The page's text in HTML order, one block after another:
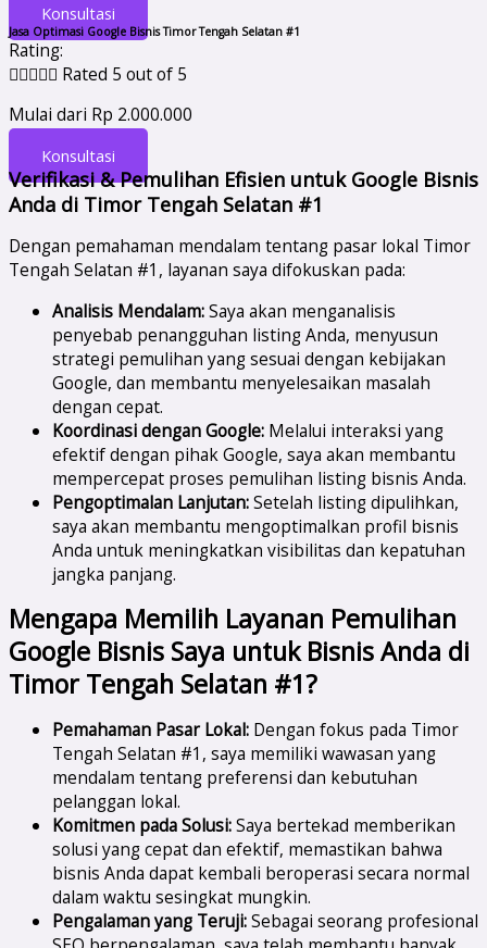
Konsultasi
Jasa Optimasi Google Bisnis Timor Tengah Selatan #1
Rating:
 Rated 5 out of 5
Mulai dari Rp 2.000.000
Konsultasi
Verifikasi & Pemulihan Efisien untuk Google Bisnis
Anda di Timor Tengah Selatan #1
Dengan pemahaman mendalam tentang pasar lokal Timor
Tengah Selatan #1, layanan saya difokuskan pada:
Analisis Mendalam:Saya akan menganalisis
penyebab penangguhan listing Anda, menyusun
strategi pemulihan yang sesuai dengan kebijakan
Google, dan membantu menyelesaikan masalah
dengan cepat.
Koordinasi dengan Google: Melalui interaksi yang
efektif dengan pihak Google, saya akan membantu
mempercepat proses pemulihan listing bisnis Anda.
Pengoptimalan Lanjutan:Setelah listing dipulihkan,
saya akan membantu mengoptimalkan profil bisnis
Anda untuk meningkatkan visibilitas dan kepatuhan
jangka panjang.
Mengapa Memilih Layanan Pemulihan
Google Bisnis Saya untuk Bisnis Anda di
Timor Tengah Selatan #1?
Pemahaman Pasar Lokal: Dengan fokus pada Timor
Tengah Selatan #1, saya memiliki wawasan yang
mendalam tentang preferensi dan kebutuhan
pelanggan lokal.
Komitmen pada Solusi:Saya bertekad memberikan
solusi yang cepat dan efektif, memastikan bahwa
bisnis Anda dapat kembali beroperasi secara normal
dalam waktu sesingkat mungkin.
Pengalaman yang Teruji:Sebagai seorang profesional